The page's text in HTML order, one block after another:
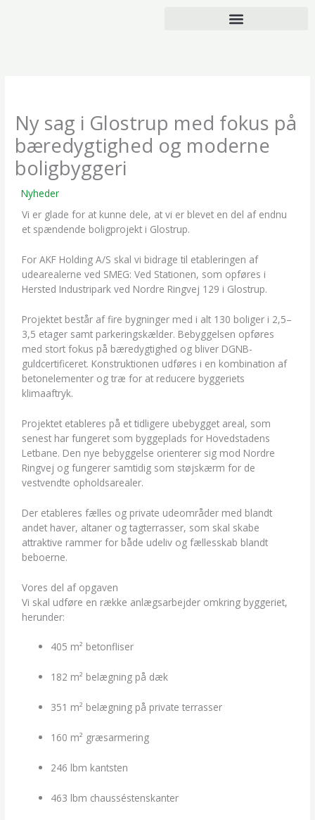
Ny sag i Glostrup med fokus på
bæredygtighed og moderne
boligbyggeri
/Nyheder
Vi er glade for at kunne dele, at vi er blevet en del af endnu
et spændende boligprojekt i Glostrup.
For AKF Holding A/S skal vi bidrage til etableringen af
udearealerne ved SMEG: Ved Stationen, som opføres i
Hersted Industripark ved Nordre Ringvej 129 i Glostrup.
Projektet består af fire bygninger med i alt 130 boliger i 2,5–
3,5 etager samt parkeringskælder. Bebyggelsen opføres
med stort fokus på bæredygtighed og bliver DGNB-
guldcertificeret. Konstruktionen udføres i en kombination af
betonelementer og træ for at reducere byggeriets
klimaaftryk.
Projektet etableres på et tidligere ubebygget areal, som
senest har fungeret som byggeplads for Hovedstadens
Letbane. Den nye bebyggelse orienterer sig mod Nordre
Ringvej og fungerer samtidig som støjskærm for de
vestvendte opholdsarealer.
Der etableres fælles og private udeområder med blandt
andet haver, altaner og tagterrasser, som skal skabe
attraktive rammer for både udeliv og fællesskab blandt
beboerne.
Vores del af opgaven
Vi skal udføre en række anlægsarbejder omkring byggeriet,
herunder:
405 m² betonfliser
182 m² belægning på dæk
351 m² belægning på private terrasser
160 m² græsarmering
246 lbm kantsten
463 lbm chausséstenskanter